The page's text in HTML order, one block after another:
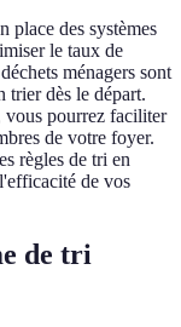
place des systèmes
le taux de
ménagers sont
trier dès le départ.
vous pourrez faciliter
de votre foyer.
règles de tri en
de vos
de tri